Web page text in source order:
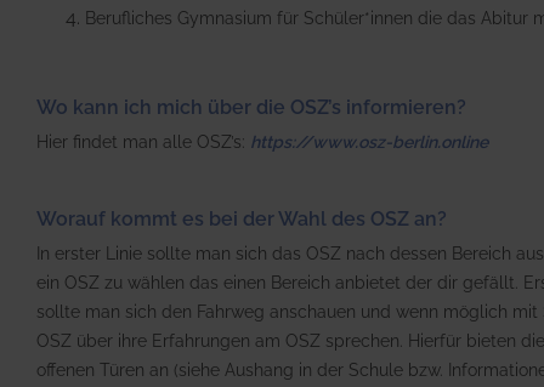
Berufliches Gymnasium für Schüler*innen die das Abitur
Wo kann ich mich über die OSZ’s informieren?
Hier findet man alle OSZ’s: https://www.osz-berlin.online
Worauf kommt es bei der Wahl des OSZ an?
In erster Linie sollte man sich das OSZ nach dessen Bereich
ein OSZ zu wählen das einen Bereich anbietet der dir gefällt.
sollte man sich den Fahrweg anschauen und wenn möglich mit
OSZ über ihre Erfahrungen am OSZ sprechen. Hierfür bieten die
offenen Türen an (siehe Aushang in der Schule bzw.